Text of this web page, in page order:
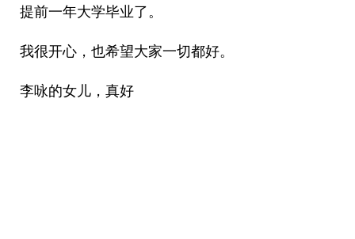
提前一年大学毕业了。
我很开心，也希望大家一切都好。
李咏的女儿，真好